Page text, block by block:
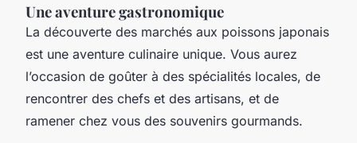
Une aventure gastronomique
La découverte des marchés aux poissons japonais
est une aventure culinaire unique. Vous aurez
l’occasion de goûter à des spécialités locales, de
rencontrer des chefs et des artisans, et de
ramener chez vous des souvenirs gourmands.